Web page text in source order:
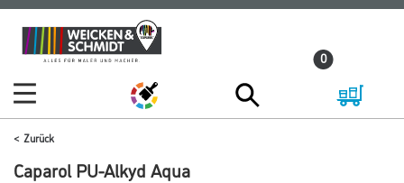
Zum
Inhalt
Zum
Navigationsmenü
0
Zurück
Caparol PU-Alkyd Aqua